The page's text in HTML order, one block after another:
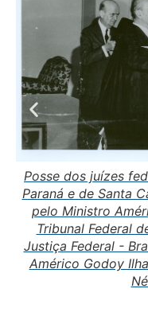
Posse dos juízes
Paraná e de Santa
pelo Ministro
Tribunal Federal
Justiça Federal -
Américo Godoy